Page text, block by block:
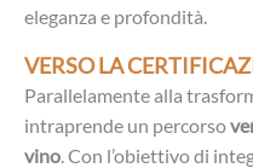
eleganza e profondità.
VERSO LA
Parallelamente alla
intraprende un percorso
vino. Con l’obiettivo di